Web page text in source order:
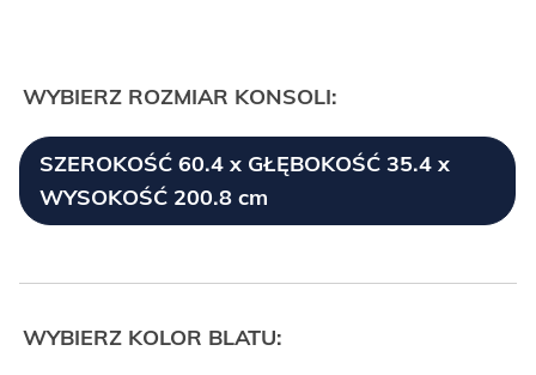
WYBIERZ ROZMIAR KONSOLI:
SZEROKOŚĆ 60.4 x GŁĘBOKOŚĆ 35.4 x
WYSOKOŚĆ 200.8 cm
WYBIERZ KOLOR BLATU: